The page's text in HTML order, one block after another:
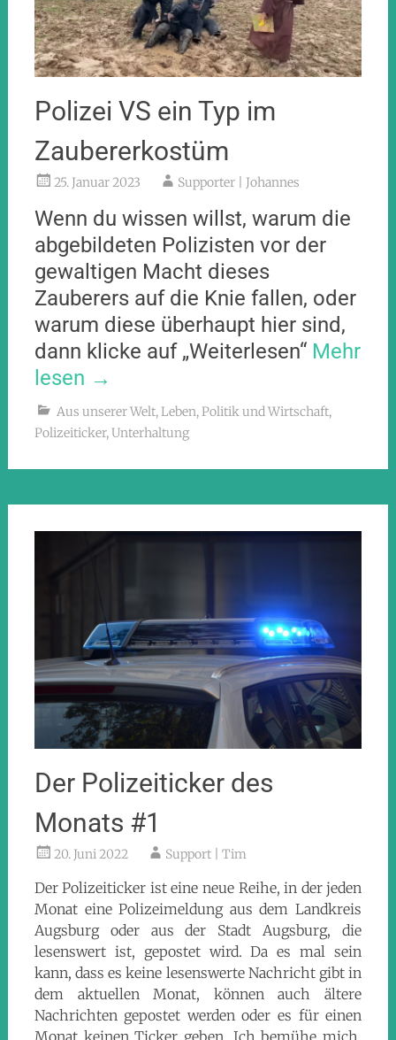
Polizei VS ein Typ im
Zaubererkostüm
25. Januar 2023 Supporter | Johannes
Wenn du wissen willst, warum die
abgebildeten Polizisten vor der
gewaltigen Macht dieses
Zauberers auf die Knie fallen, oder
warum diese überhaupt hier sind,
dann klicke auf „Weiterlesen“ Mehr
lesen →
Aus unserer Welt,Leben,Politik und Wirtschaft,
Polizeiticker,Unterhaltung
Der Polizeiticker des
Monats #1
20. Juni 2022 Support | Tim
Der Polizeiticker ist eine neue Reihe, in der jeden
Monat eine Polizeimeldung aus dem Landkreis
Augsburg oder aus der Stadt Augsburg, die
lesenswert ist, gepostet wird. Da es mal sein
kann, dass es keine lesenswerte Nachricht gibt in
dem aktuellen Monat, können auch ältere
Nachrichten gepostet werden oder es für einen